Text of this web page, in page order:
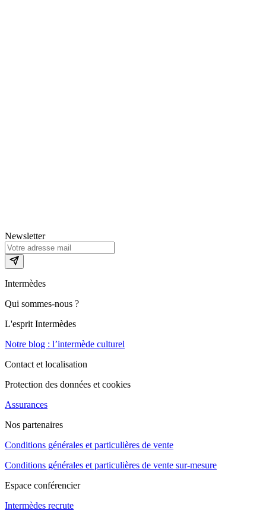
Newsletter
Intermèdes
Qui sommes-nous ?
L'esprit Intermèdes
Notre blog : l’intermède culturel
Contact et localisation
Protection des données et cookies
Assurances
Nos partenaires
Conditions générales et particulières de vente
Conditions générales et particulières de vente sur-mesure
Espace conférencier
Intermèdes recrute